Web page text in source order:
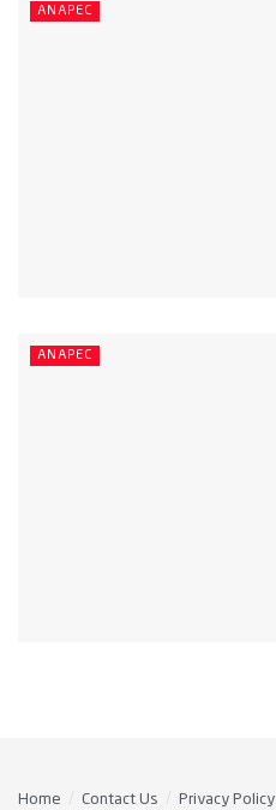
ANAPEC
ANAPEC
Home Contact Us Privacy Policy